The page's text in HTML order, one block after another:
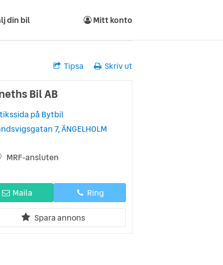
din bil Mitt konto
Tipsa Skriv ut
Bil AB
på Bytbil
7, ÄNGELHOLM
MRF-ansluten
Maila Ring
Spara annons